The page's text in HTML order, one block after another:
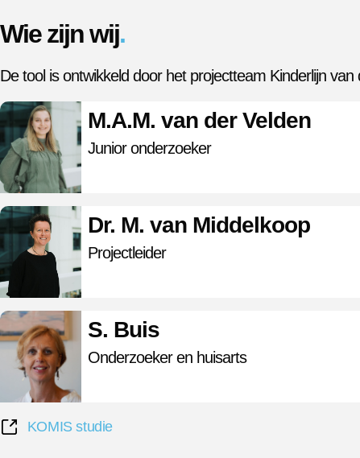
Wie zijn wij.
De tool is ontwikkeld door het projectteam Kinderlijn
M.A.M. van der Velden
Junior onderzoeker
Dr. M. van Middelkoop
Projectleider
S. Buis
Onderzoeker en huisarts
KOMIS studie